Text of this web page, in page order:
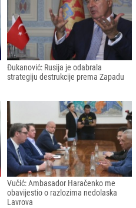
Đukanović: Rusija je odabrala
strategiju destrukcije prema Zapadu
Vučić: Ambasador Haračenko me
obavijestio o razlozima nedolaska
Lavrova